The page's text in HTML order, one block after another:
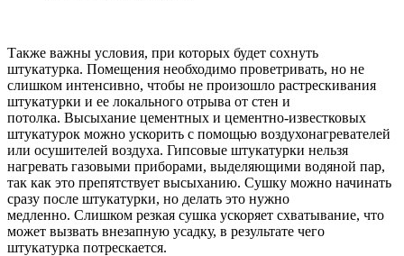
Также важны условия, при которых будет сохнуть
штукатурка. Помещения необходимо проветривать, но не
слишком интенсивно, чтобы не произошло растрескивания
штукатурки и ее локального отрыва от стен и
потолка. Высыхание цементных и цементно-известковых
штукатурок можно ускорить с помощью воздухонагревателей
или осушителей воздуха. Гипсовые штукатурки нельзя
нагревать газовыми приборами, выделяющими водяной пар,
так как это препятствует высыханию. Сушку можно начинать
сразу после штукатурки, но делать это нужно
медленно. Слишком резкая сушка ускоряет схватывание, что
может вызвать внезапную усадку, в результате чего
штукатурка потрескается.